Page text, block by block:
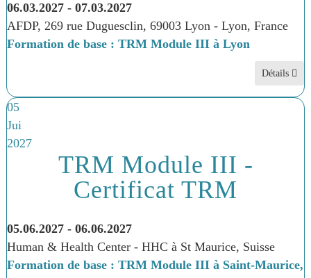
06.03.2027- 07.03.2027
AFDP, 269 rue Duguesclin, 69003 Lyon - Lyon, France
Formation de base : TRM Module III à Lyon
Détails
05
Jui
2027
TRM Module III -
Certificat TRM
05.06.2027- 06.06.2027
Human & Health Center - HHC à St Maurice, Suisse
Formation de base : TRM Module III à Saint-Maurice,